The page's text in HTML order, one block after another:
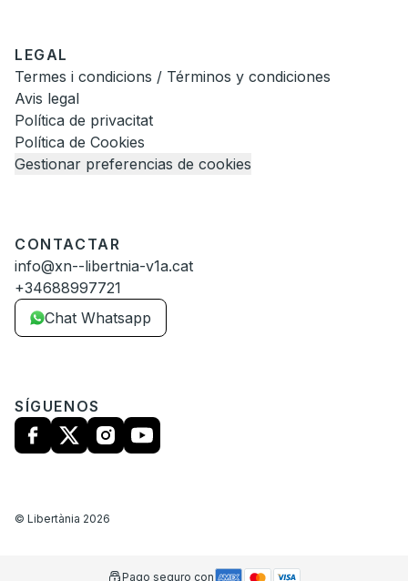
LEGAL
Termes i condicions / Términos y condiciones
Avis legal
Política de privacitat
Política de Cookies
Gestionar preferencias de cookies
CONTACTAR
info@xn--libertnia-v1a.cat
+34688997721
Chat Whatsapp
SÍGUENOS
© Libertània 2026
Pago seguro con